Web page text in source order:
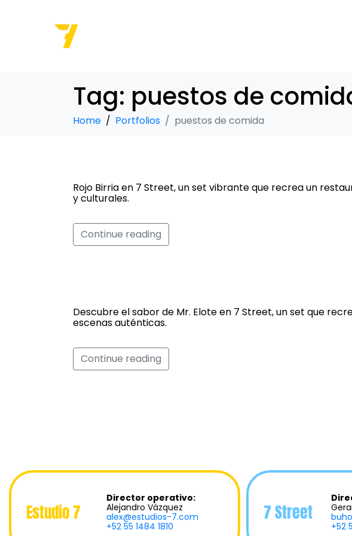
Tag: puestos de
Home Portfolios puestos de comida
Rojo Birria en 7 Street, un set vibrante que recrea un
y culturales.
Continue reading
Descubre el sabor de Mr. Elote en 7 Street, un set que
escenas auténticas.
Continue reading
Estudio 7
Director operativo:
Alejandro Vázquez
alex@estudios-7.com
+52 55 1484 1810
7 Street
+52